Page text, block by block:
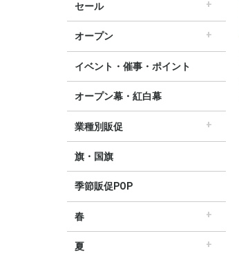
セール
すべてのセール販促POP
セール・割引
∟セールのぼり旗
∟セールポスター
∟セールタペストリー
∟シンプルセール
∟プリズムセール
割引・値下げ・ＯＦＦ
創業祭・感謝祭・決算
閉店・売り尽くし
オープン
すべてのオープン販促POP
オープン・営業中
オープニングセール
リニューアルオープン
イベント・催事・ポイント
オープン幕・紅白幕
業種別販促
すべての業界別販促POP
レギュラー・オールシーズン販促
ホテル・宿泊販促
リサイクル・中古販売販促
ドラッグ薬局・薬局販促
理美容販促
飲食店販促
物販・小売店販促
不動産・車販促
旗・国旗
季節販促POP
春
すべての春の販促POP
春・スプリング
バレンタインデー・ホワイトデー
母の日・父の日
スプリングセール
夏